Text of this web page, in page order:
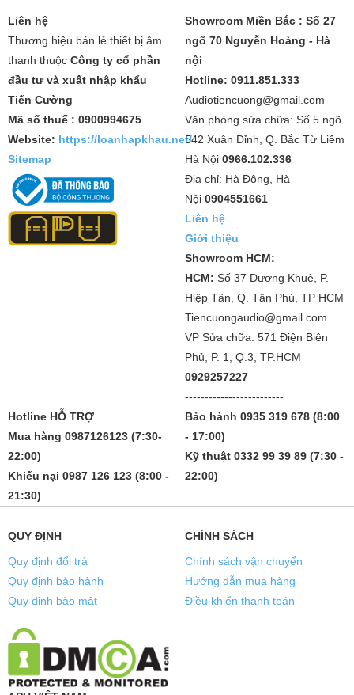
Liên hệ
Thương hiệu bán lẻ thiết bị âm
thanh thuộc Công ty cổ phần
đầu tư và xuất nhập khẩu
Tiến Cường
Mã số thuế : 0900994675
Website: https://loanhapkhau.net/
Sitemap
Showroom Miền Bắc : Số 27
ngõ 70 Nguyễn Hoàng - Hà
nội
Hotline: 0911.851.333
Audiotiencuong@gmail.com
Văn phòng sửa chữa: Số 5 ngõ
542 Xuân Đỉnh, Q. Bắc Từ Liêm
Hà Nội 0966.102.336
Địa chỉ: Hà Đông, Hà
Nội 0904551661
Liên hệ
Giới thiệu
Showroom HCM:
HCM: Số 37 Dương Khuê, P.
Hiệp Tân, Q. Tân Phú, TP HCM
Tiencuongaudio@gmail.com
VP Sửa chữa: 571 Điện Biên
Phủ, P. 1, Q.3, TP.HCM
0929257227
-------------------------
Hotline HỖ TRỢ
Mua hàng 0987126123 (7:30-
22:00)
Khiếu nại 0987 126 123 (8:00 -
21:30)
Bảo hành 0935 319 678 (8:00
- 17:00)
Kỹ thuật 0332 99 39 89 (7:30 -
22:00)
QUY ĐỊNH
Quy định đổi trả
Quy định bảo hành
Quy định bảo mật
CHÍNH SÁCH
Chính sách vận chuyển
Hướng dẫn mua hàng
Điều khiển thanh toán